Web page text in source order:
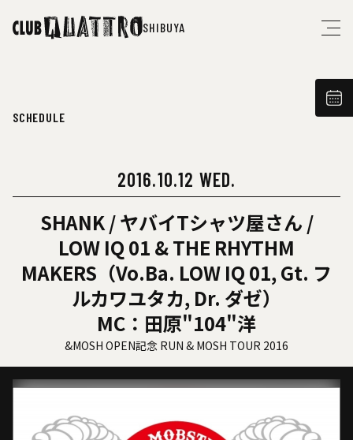
SHIBUYA
SCHEDULE
2016.10.12 WED.
SHANK / ヤバイTシャツ屋さん /
LOW IQ 01 & THE RHYTHM
MAKERS（Vo.Ba. LOW IQ 01, Gt. フ
ルカワユタカ, Dr. ダゼ）
MC：田原"104"洋
&MOSH OPEN記念 RUN & MOSH TOUR 2016